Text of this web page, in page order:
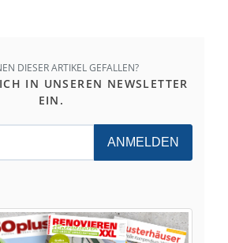
DIESER ARTIKEL GEFALLEN?
IN UNSEREN NEWSLETTER
EIN.
ANMELDEN